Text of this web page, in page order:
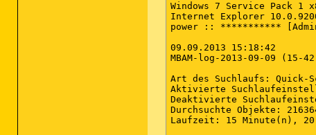
Windows 7 Service Pack 1
Internet Explorer
power :: ***********
09.09.2013 15:18:42
MBAM-log-2013-09-09 (15-
Art des Suchlaufs: Quick-
Aktivierte
Deaktivierte
Durchsuchte Objekte:
Laufzeit: 15 Minute(n), 20